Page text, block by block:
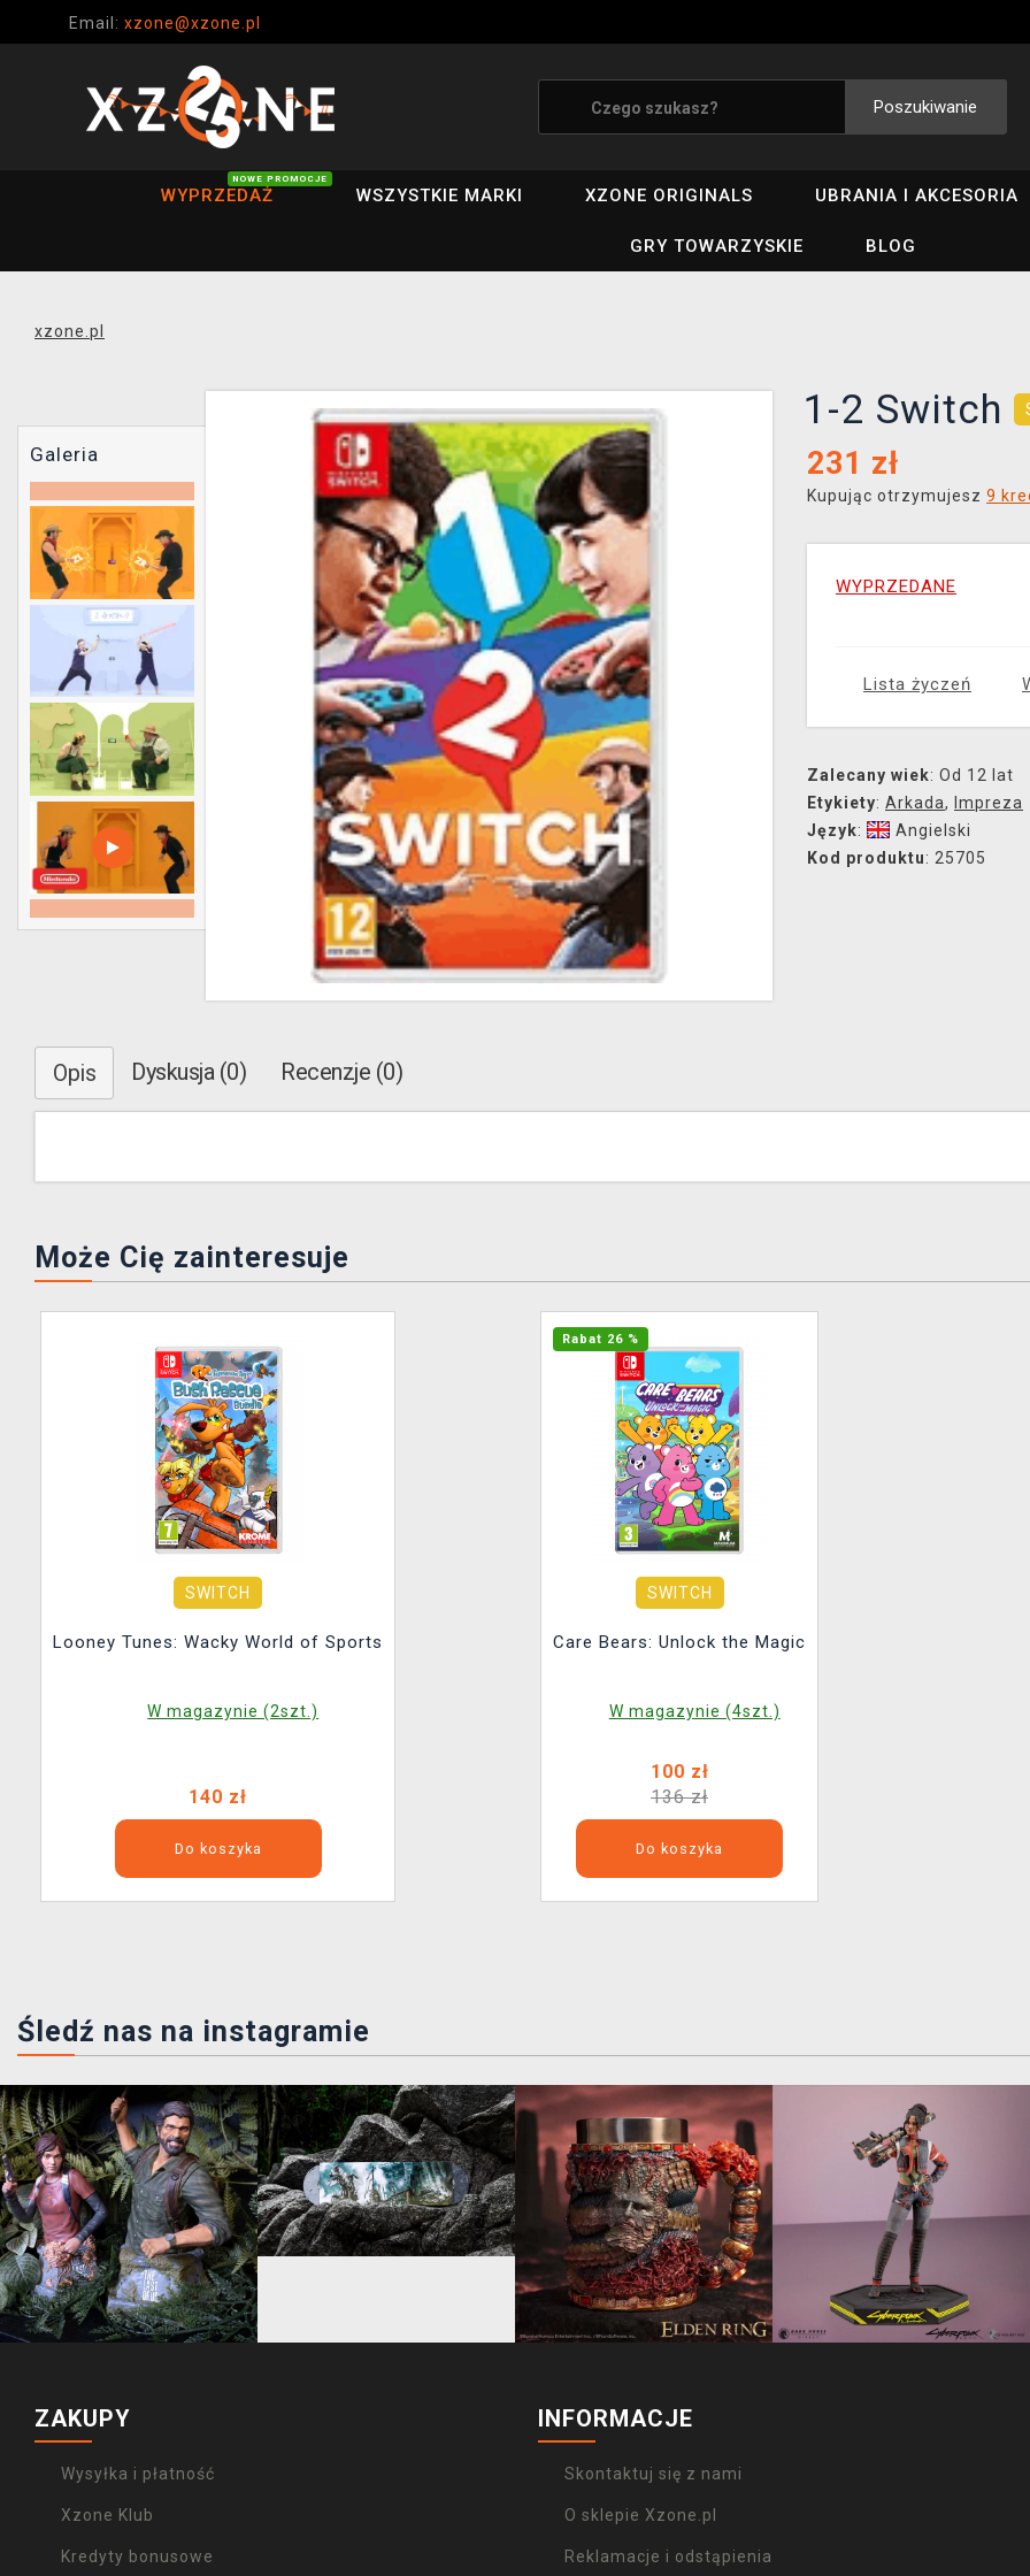
Email: xzone@xzone.pl
Poszukiwanie
WYPRZEDAŻ
NOWE PROMOCJE
WSZYSTKIE MARKI XZONE ORIGINALS UBRANIA I AKCESORIA
GRY TOWARZYSKIE BLOG
xzone.pl
Galeria
1-2 Switch
231 zł
Kupując otrzymujesz 9
WYPRZEDANE
Lista życzeń
Zalecany wiek: Od 12 lat
Etykiety: Arkada,
Impreza
Język:
Angielski
Kod produktu: 25705
Opis Dyskusja (0) Recenzje (0)
Może Cię zainteresuje
SWITCH
Looney Tunes: Wacky World of Sports
W magazynie (2szt.)
140 zł
Do koszyka
Rabat 26 %
SWITCH
Care Bears: Unlock the Magic
W magazynie (4szt.)
100 zł
136 zł
Do koszyka
Śledź nas na instagramie
ZAKUPY
Wysyłka i płatność
Xzone Klub
Kredyty bonusowe
INFORMACJE
Skontaktuj się z nami
O sklepie Xzone.pl
Reklamacje i odstąpienia